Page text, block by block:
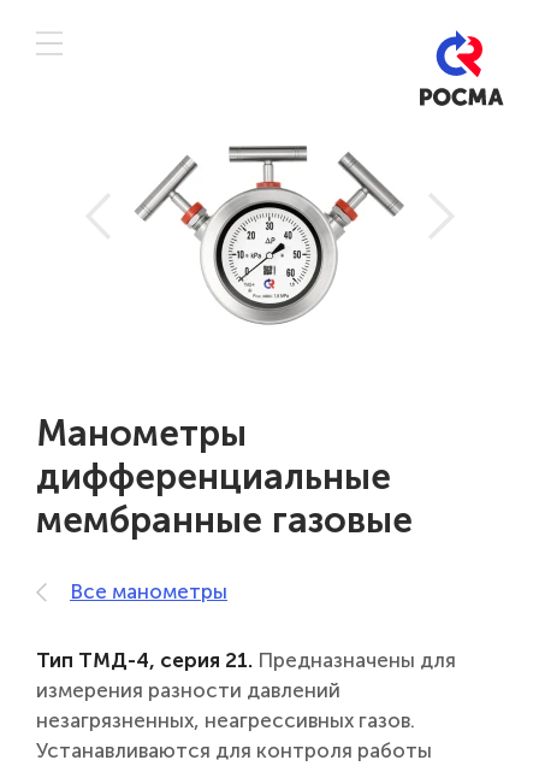
Манометры
дифференциальные
мембранные газовые
Все манометры
Тип ТМД-4, серия 21. Предназначены для
измерения разности давлений
незагрязненных, неагрессивных газов.
Устанавливаются для контроля работы